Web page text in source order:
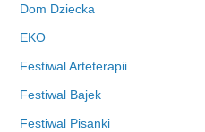
Dom Dziecka
EKO
Festiwal Arteterapii
Festiwal Bajek
Festiwal Pisanki